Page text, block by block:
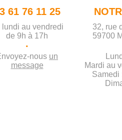
61 76 11 25
lundi au vendredi
de 9h à 17h
·
nous un
message
32, rue
59700
Mardi au
Samedi